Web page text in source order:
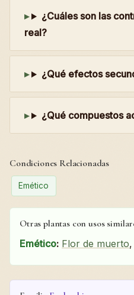
¿Cuáles son las
real?
¿Qué efectos
¿Qué compuestos
Condiciones Relacionadas
Emético
Otras plantas con usos
Emético: Flor de muerto,